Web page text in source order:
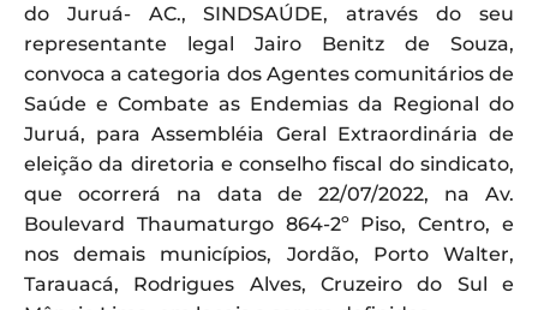
do Juruá- AC., SINDSAÚDE, através do seu
representante legal Jairo Benitz de Souza,
convoca a categoria dos Agentes comunitários de
Saúde e Combate as Endemias da Regional do
Juruá, para Assembléia Geral Extraordinária de
eleição da diretoria e conselho fiscal do sindicato,
que ocorrerá na data de 22/07/2022, na Av.
Boulevard Thaumaturgo 864-2º Piso, Centro, e
nos demais municípios, Jordão, Porto Walter,
Tarauacá, Rodrigues Alves, Cruzeiro do Sul e